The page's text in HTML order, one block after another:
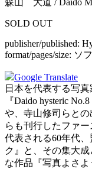
SOLD OUT
publisher/published:
format/pages/size: ソ
Google Translate
日本を代表する写
『Daido hysteric
や、寺山修司らと
らも刊行したファ
代表される60年代
ク』と、その集大
な作品『写真よさ